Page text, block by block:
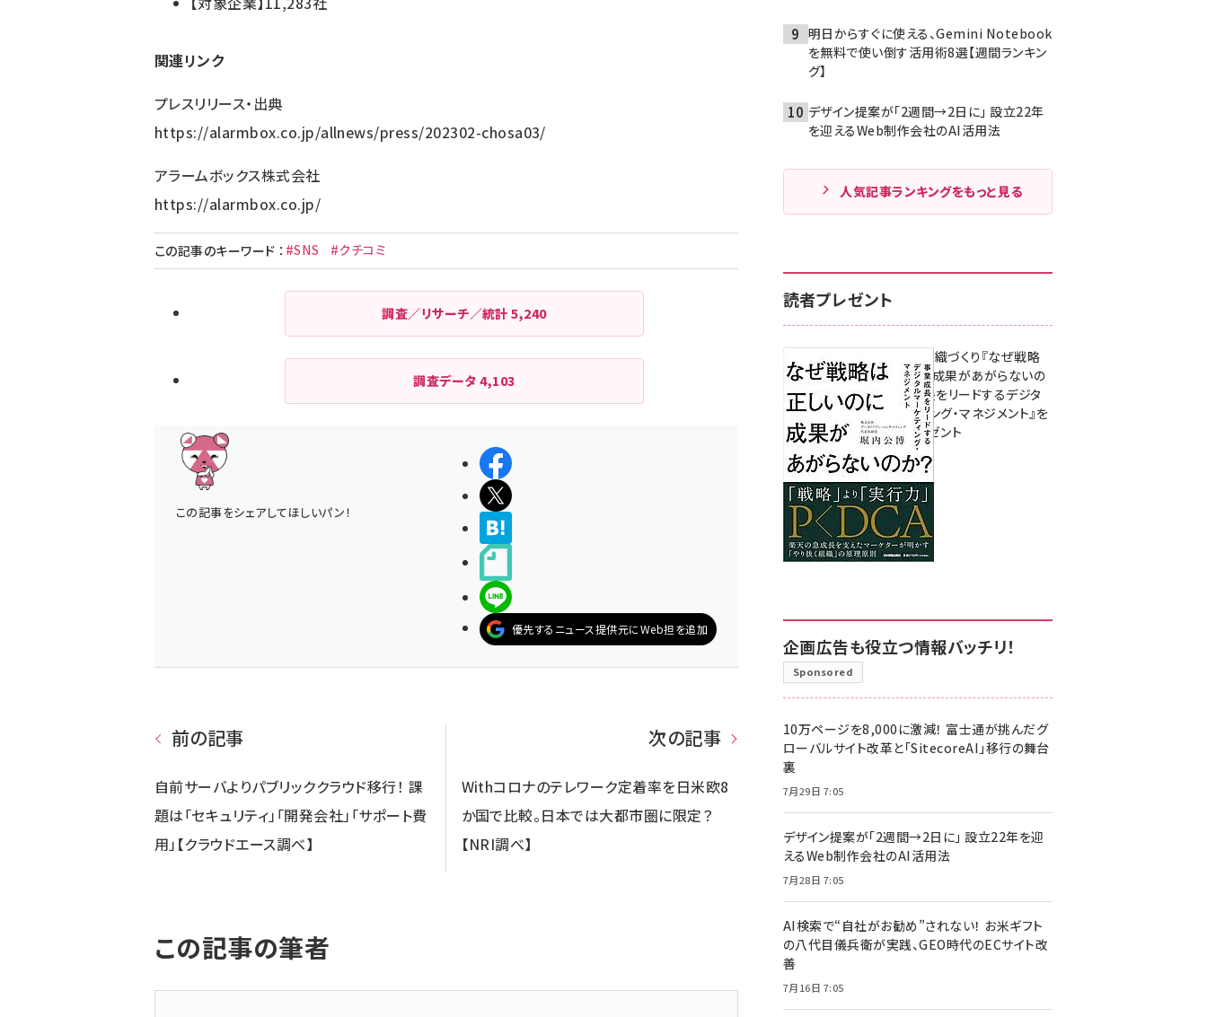
関連リンク
プレスリリース・出典
https://alarmbox.co.jp/allnews/press/202302-chosa03/
アラームボックス株式会社
https://alarmbox.co.jp/
この記事のキーワード ： #SNS #クチコミ
調査／リサーチ／統計5,240
調査データ4,103
この記事をシェアしてほしいパン！
シェアする
ポストする
LINEで送る
優先するニュース提供元にWeb担を追加
前の記事
自前サーバよりパブリッククラウド移行！ 課
題は「セキュリティ」「開発会社」「サポート費
用」【クラウドエース調べ】
次の記事
Withコロナのテレワーク定着率を日米欧8
か国で比較。日本では大都市圏に限定？
【NRI調べ】
この記事の筆者
明日からすぐに使える、Gemini Notebook
を無料で使い倒す活用術8選【週間ランキン
グ】
デザイン提案が「2週間→2日に」 設立22年
を迎えるWeb制作会社のAI活用法
人気記事ランキングをもっと見る
読者プレゼント
成果を生む組織づくり『なぜ戦略
は正しいのに成果があがらないの
か？ 事業成長をリードするデジタ
ルマーケティング・マネジメント』を
3名様にプレゼント
8月7日 10:00
企画広告も役立つ情報バッチリ！
Sponsored
10万ページを8,000に激減！ 富士通が挑んだグ
ローバルサイト改革と「SitecoreAI」移行の舞台
裏
7月29日 7:05
デザイン提案が「2週間→2日に」 設立22年を迎
えるWeb制作会社のAI活用法
7月28日 7:05
AI検索で“自社がお勧め”されない！ お米ギフト
の八代目儀兵衛が実践、GEO時代のECサイト改
善
7月16日 7:05